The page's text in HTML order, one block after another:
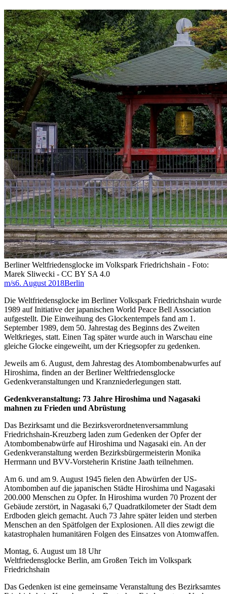
Berliner Weltfriedensglocke im Volkspark Friedrichshain - Foto:
Marek Sliwecki - CC BY SA 4.0
m/s6. August 2018Berlin
Die Weltfriedensglocke im Berliner Volkspark Friedrichshain wurde
1989 auf Initiative der japanischen World Peace Bell Association
aufgestellt. Die Einweihung des Glockentempels fand am 1.
September 1989, dem 50. Jahrestag des Beginns des Zweiten
Weltkrieges, statt. Einen Tag später wurde auch in Warschau eine
gleiche Glocke eingeweiht, um der Kriegsopfer zu gedenken.
Jeweils am 6. August, dem Jahrestag des Atombombenabwurfes auf
Hiroshima, finden an der Berliner Weltfriedensglocke
Gedenkveranstaltungen und Kranzniederlegungen statt.
Gedenkveranstaltung: 73 Jahre Hiroshima und Nagasaki
mahnen zu Frieden und Abrüstung
Das Bezirksamt und die Bezirksverordnetenversammlung
Friedrichshain-Kreuzberg laden zum Gedenken der Opfer der
Atombombenabwürfe auf Hiroshima und Nagasaki ein. An der
Gedenkveranstaltung werden Bezirksbürgermeisterin Monika
Herrmann und BVV-Vorsteherin Kristine Jaath teilnehmen.
Am 6. und am 9. August 1945 fielen den Abwürfen der US-
Atombomben auf die japanischen Städte Hiroshima und Nagasaki
200.000 Menschen zu Opfer. In Hiroshima wurden 70 Prozent der
Gebäude zerstört, in Nagasaki 6,7 Quadratkilometer der Stadt dem
Erdboden gleich gemacht. Auch 73 Jahre später leiden und sterben
Menschen an den Spätfolgen der Explosionen. All dies zewigt die
katastrophalen humanitären Folgen des Einsatzes von Atomwaffen.
Montag, 6. August um 18 Uhr
Weltfriedensglocke Berlin, am Großen Teich im Volkspark
Friedrichshain
Das Gedenken ist eine gemeinsame Veranstaltung des Bezirksamtes